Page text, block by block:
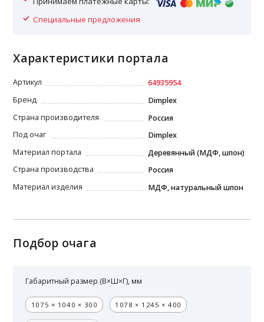
Специальные предложения
Характеристики портала
Артикул
64935954
Бренд
Dimplex
Страна производителя
Россия
Под очаг
Dimplex
Материал портала
Деревянный (МДФ, шпон)
Страна производства
Россия
Материал изделия
МДФ, натуральный шпон
Подбор очага
Габаритный размер (В×Ш×Г), мм
1075 × 1040 × 300 1078 × 1245 × 400